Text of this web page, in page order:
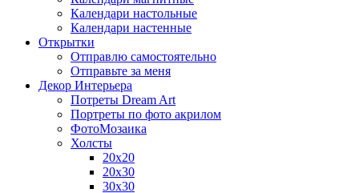
Календари настольные
Календари настенные
Открытки
Отправлю самостоятельно
Отправьте за меня
Декор Интерьера
Потреты Dream Art
Портреты по фото акрилом
ФотоМозаика
Холсты
20х20
20х30
30х30